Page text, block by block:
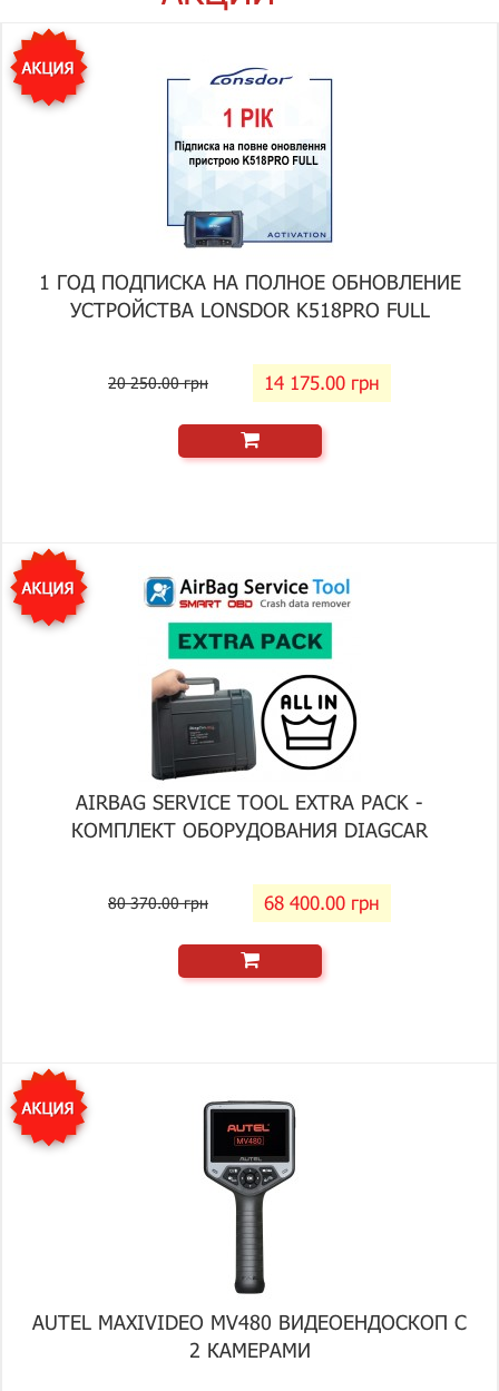
1 ГОД ПОДПИСКА НА ПОЛНОЕ ОБНОВЛЕНИЕ
УСТРОЙСТВА LONSDOR K518PRO FULL
20 250.00 грн 14 175.00 грн
AIRBAG SERVICE TOOL EXTRA PACK -
КОМПЛЕКТ ОБОРУДОВАНИЯ DIAGCAR
80 370.00 грн 68 400.00 грн
AUTEL MAXIVIDEO MV480 ВИДЕОЕНДОСКОП С
2 КАМЕРАМИ